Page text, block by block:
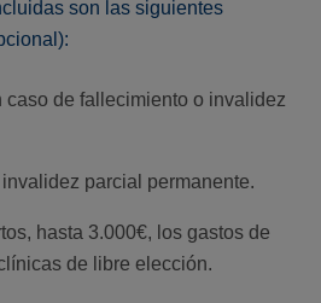
son las siguientes
caso de fallecimiento o invalidez
parcial permanente.
hasta 3.000€, los gastos de
de libre elección.